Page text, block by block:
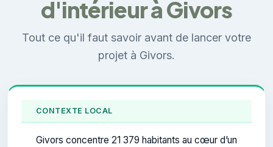
d'intérieur à Givors
Tout ce qu'il faut savoir avant de lancer votre
projet à Givors.
CONTEXTE LOCAL
Givors concentre 21 379 habitants au cœur d’un